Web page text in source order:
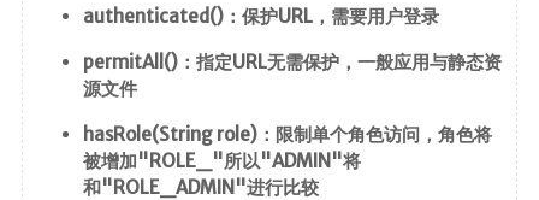
authenticated()：保护URL，需要用户登录
permitAll()：指定URL无需保护，一般应用与静态资
源文件
hasRole(String role)：限制单个角色访问，角色将
被增加"ROLE_"所以"ADMIN"将
和"ROLE_ADMIN"进行比较